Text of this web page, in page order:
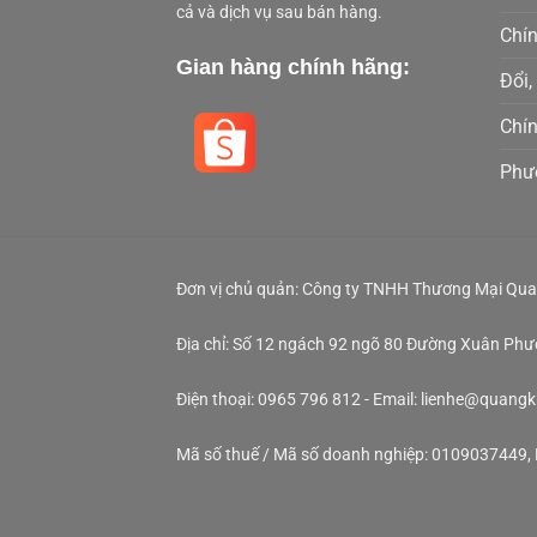
cả và dịch vụ sau bán hàng.
Gian hàng chính hãng:
Đổi,
Đơn vị chủ quản: Công ty TNHH Thương Mại
Địa chỉ: Số 12 ngách 92 ngõ 80 Đường Xuân
Điện thoại: 0965 796 812 - Email:
Mã số thuế / Mã số doanh nghiệp: